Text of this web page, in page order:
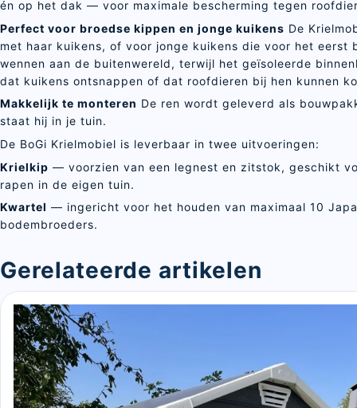
én op het dak — voor maximale bescherming tegen
Perfect voor broedse kippen en jonge kuikens De
met haar kuikens, of voor jonge kuikens die voor het
wennen aan de buitenwereld, terwijl het geïsoleerde
dat kuikens ontsnappen of dat roofdieren bij hen kunnen
Makkelijk te monteren De ren wordt geleverd als
staat hij in je tuin.
De BoGi Krielmobiel is leverbaar in twee uitvoeringen:
Krielkip — voorzien van een legnest en zitstok, geschikt
rapen in de eigen tuin.
Kwartel — ingericht voor het houden van maximaal 10
bodembroeders.
Gerelateerde artikelen